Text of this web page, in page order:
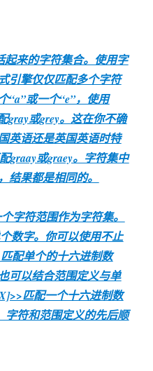
起来的字符集合。使用字
引擎仅仅匹配多个字符
“a”或一个“e”，使用
gray或grey。这在你不确
英语还是英国英语时特
graay或graey。字符集中
结果都是相同的。
字符范围作为字符集。
数字。你可以使用不止
配单个的十六进制数
可以结合范围定义与单
匹配一个十六进制数
字符和范围定义的先后顺